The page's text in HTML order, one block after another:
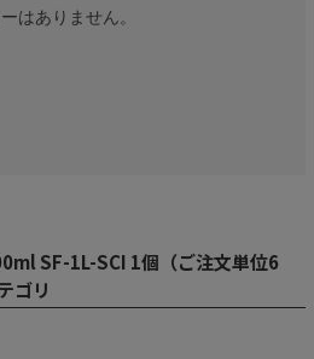
はありません。
SF-1L-SCI 1個（ご注文単位6
ゴリ